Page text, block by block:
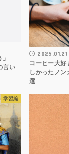
言い
2025.01.21
コーヒー大
しかったノ
選
学習編